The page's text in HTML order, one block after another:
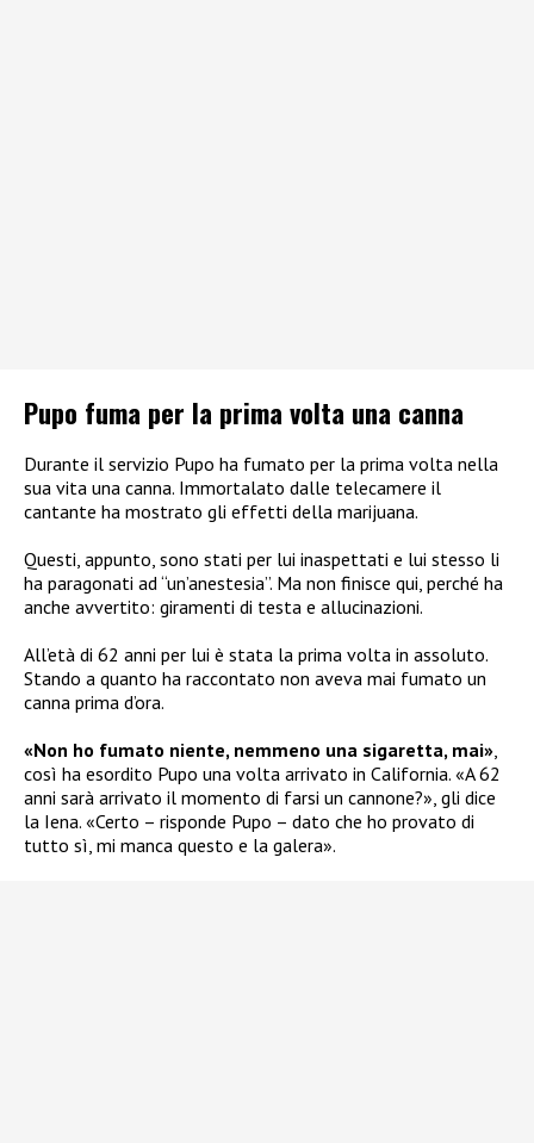
Pupo fuma per la prima volta una canna
Durante il servizio Pupo ha fumato per la prima volta nella
sua vita una canna. Immortalato dalle telecamere il
cantante ha mostrato gli effetti della marijuana.
Questi, appunto, sono stati per lui inaspettati e lui stesso li
ha paragonati ad “un’anestesia”. Ma non finisce qui, perché ha
anche avvertito: giramenti di testa e allucinazioni.
All’età di 62 anni per lui è stata la prima volta in assoluto.
Stando a quanto ha raccontato non aveva mai fumato un
canna prima d’ora.
«Non ho fumato niente, nemmeno una sigaretta, mai»
così ha esordito Pupo una volta arrivato in California. «A 62
anni sarà arrivato il momento di farsi un cannone?», gli dice
la Iena. «Certo – risponde Pupo – dato che ho provato di
tutto sì, mi manca questo e la galera».